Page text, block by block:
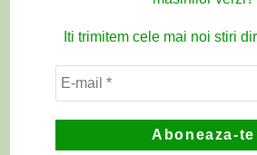
Iti trimitem cele mai noi stiri